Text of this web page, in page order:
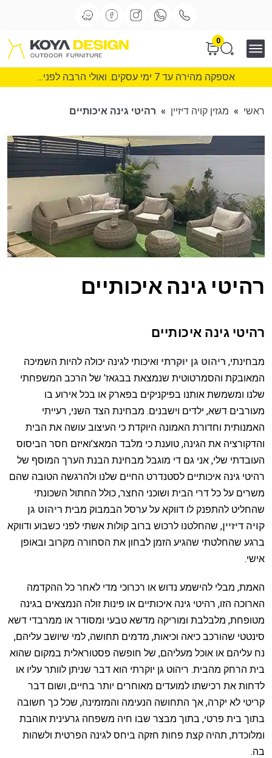
0
אספקה מהירה עד 7 ימי עסקים. ואולי הרבה לפני...
ראשי » מגזין קויה דיזיין » רהיטי גינה איכותיים
רהיטי גינה איכותיים
רהיטי גינה איכותיים
מבחינתי, ריהוט גן יוקרתי ואיכותי לגינה יכולה להיות השמיכה
המאובקת והסמרטוטית שנמצאת בבגאז’ של הרכב המשפחתי
שלנו ומשמשת אותנו בפיקניקים בפארק או בכל אירוע בו
מעורבים דשא, ילדים וישבנים. מבחינת הצד השני, רעייתי
האמנותית וחדורת האמונה היוקדת כי העיצוב עושה את הבית
והדקורציה את הגינה, טוענת כי מלבד המאצ’ואיזם חסר הביסוס
העובדתי שלי, אני גם די מוגבל מבחינת הבנת הערך המוסף של
רהיטי גינה איכותיים לסטנדרט החיים שלנו ולהרגשה הטובה שהם
משרים על כל דרי הבית ושוכני החצר, כולל החתול השכונתי
שהחליט להתפנק לו דווקא על ערסל הבמבוק מבית ריהוט גן
קויה דיזיין, שהחלטנו לרכוש ברוב קולות אשתי לפני כשבוע ודווקא
ברגע שהחלטתי שהגיע הזמן לבחון את הסחורה מקרוב ובאופן
אישי.
האמת, מבלי להישמע נדוש או רכרוכי מדי לאחר כל ההקדמה
הארוכה הזו, רהיטי גינה איכותיים או פינות זולה הנמצאים בגינה
מטופחת, מלבלבת ומוריקה מדשא טבעי ומסודר או ממרבדי דשא
סינטטי שהורכב כיאה וכיאות, מדמים תחושה, למי שיושב עליהם,
נח עליהם או אוכל מעליהם, של חופשה פסטוראלית במקום שהוא
בית הרחק מהבית. ריהוט גן יוקרתי הוא דבר שניתן לוותר עליו או
לדחות את רכישתו למועדים מאוחרים יותר בחיים, ושום דבר
קריטי לא יקרה, אך התחושה הנעימה והמזמינה, שכל כך חשובה
בתוך בית פרטי, בתוך מבצר שבו חיה משפחה גרעינית אוהבת
ומלוכדת, תהיה קצת פחות חזקה ביחס לגינה הפרטית ולשהות
בה.